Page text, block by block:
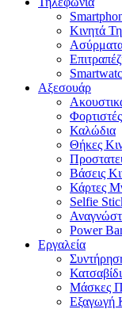
Κινητά
Αξεσουάρ
Φορτιστές
Καλώδια
Θήκες
Βάσεις
Κάρτες
Selfie
Power
Εργαλεία
Μάσκες
Εξαγωγή